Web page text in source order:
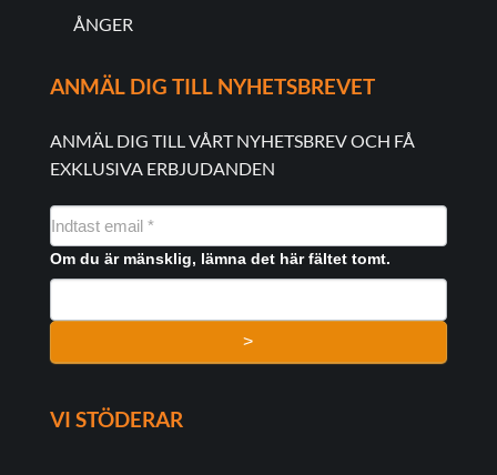
ÅNGER
ANMÄL DIG TILL NYHETSBREVET
ANMÄL DIG TILL VÅRT NYHETSBREV OCH FÅ
EXKLUSIVA ERBJUDANDEN
NYHEDSMAIL
FORMULAR
Om du är mänsklig, lämna det här fältet tomt.
>
VI STÖDERAR